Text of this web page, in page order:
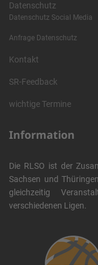
Datenschutz
Datenschutz Social Media
Anfrage Datenschutz
Kontakt
SR-Feedback
wichtige Termine
Information
Die RLSO ist der
Sachsen und
gleichzeitig
verschiedenen Ligen.